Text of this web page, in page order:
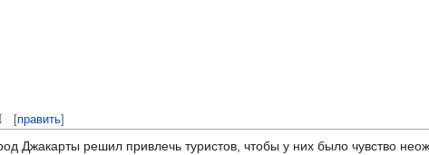
[править]
Джакарты решил привлечь туристов, чтобы у них было чувство